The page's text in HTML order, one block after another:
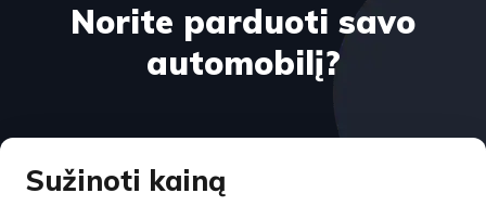
Norite parduoti savo
automobilį?
Sužinoti kainą